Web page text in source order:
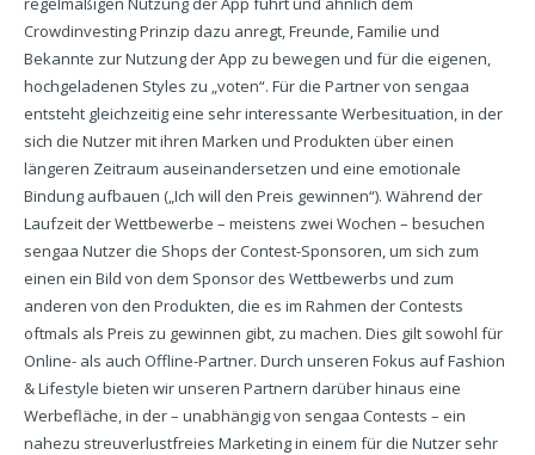
Crowdinvesting Prinzip dazu anregt, Freunde, Familie und
Bekannte zur Nutzung der App zu bewegen und für die eigenen,
hochgeladenen Styles zu „voten“. Für die Partner von sengaa
entsteht gleichzeitig eine sehr interessante Werbesituation, in der
sich die Nutzer mit ihren Marken und Produkten über einen
längeren Zeitraum auseinandersetzen und eine emotionale
Bindung aufbauen („Ich will den Preis gewinnen“). Während der
Laufzeit der Wettbewerbe – meistens zwei Wochen – besuchen
sengaa Nutzer die Shops der Contest-Sponsoren, um sich zum
einen ein Bild von dem Sponsor des Wettbewerbs und zum
anderen von den Produkten, die es im Rahmen der Contests
oftmals als Preis zu gewinnen gibt, zu machen. Dies gilt sowohl für
Online- als auch Offline-Partner. Durch unseren Fokus auf Fashion
& Lifestyle bieten wir unseren Partnern darüber hinaus eine
Werbefläche, in der – unabhängig von sengaa Contests – ein
nahezu streuverlustfreies Marketing in einem für die Nutzer sehr